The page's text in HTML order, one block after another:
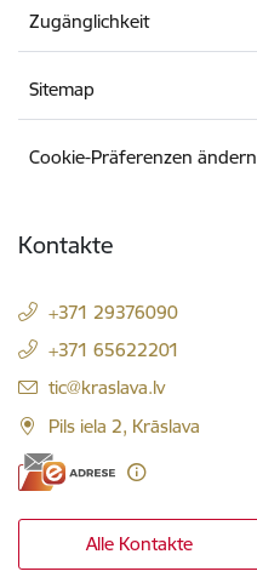
Zugänglichkeit
Sitemap
Cookie-Präferenzen ändern
Kontakte
+371 29376090
+371 65622201
E-Mail:
tic@kraslava.lv
Pils iela 2, Krāslava
Alle Kontakte